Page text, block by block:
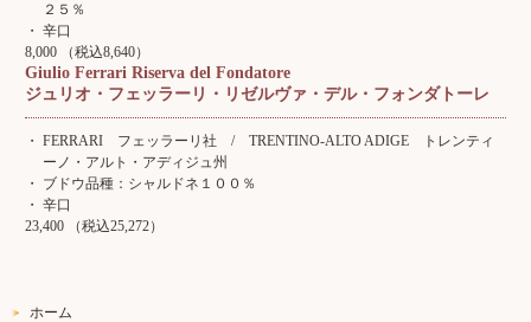
２５％
辛口
8,000 （税込8,640）
Giulio Ferrari Riserva del Fondatore
ジュリオ・フェッラーリ・リゼルヴァ・デル・フォンダトーレ
FERRARI フェッラーリ社 / TRENTINO-ALTO ADIGE トレンティ
ーノ・アルト・アディジュ州
ブドウ品種：シャルドネ１００％
辛口
23,400 （税込25,272）
ホーム